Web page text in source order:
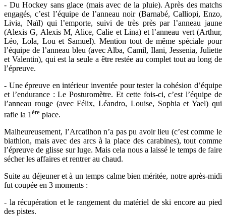
- Du Hockey sans glace (mais avec de la pluie). Après des matchs
engagés, c’est l’équipe de l’anneau noir (Barnabé, Calliopi, Enzo,
Livia, Naïl) qui l’emporte, suivi de très près par l’anneau jaune
(Alexis G, Alexis M, Alice, Calie et Lina) et l’anneau vert (Arthur,
Léo, Lola, Lou et Samuel). Mention tout de même spéciale pour
l’équipe de l’anneau bleu (avec Alba, Camil, Ilani, Jessenia, Juliette
et Valentin), qui est la seule a être restée au complet tout au long de
l’épreuve.
- Une épreuve en intérieur inventée pour tester la cohésion d’équipe
et l’endurance : Le Posturomètre. Et cette fois-ci, c’est l’équipe de
l’anneau rouge (avec Félix, Léandro, Louise, Sophia et Yael) qui
rafle la 1ère place.
Malheureusement, l’Arcatlhon n’a pas pu avoir lieu (c’est comme le
biathlon, mais avec des arcs à la place des carabines), tout comme
l’épreuve de glisse sur luge. Mais cela nous a laissé le temps de faire
sécher les affaires et rentrer au chaud.
Suite au déjeuner et à un temps calme bien méritée, notre après-midi
fut coupée en 3 moments :
- la récupération et le rangement du matériel de ski encore au pied
des pistes.